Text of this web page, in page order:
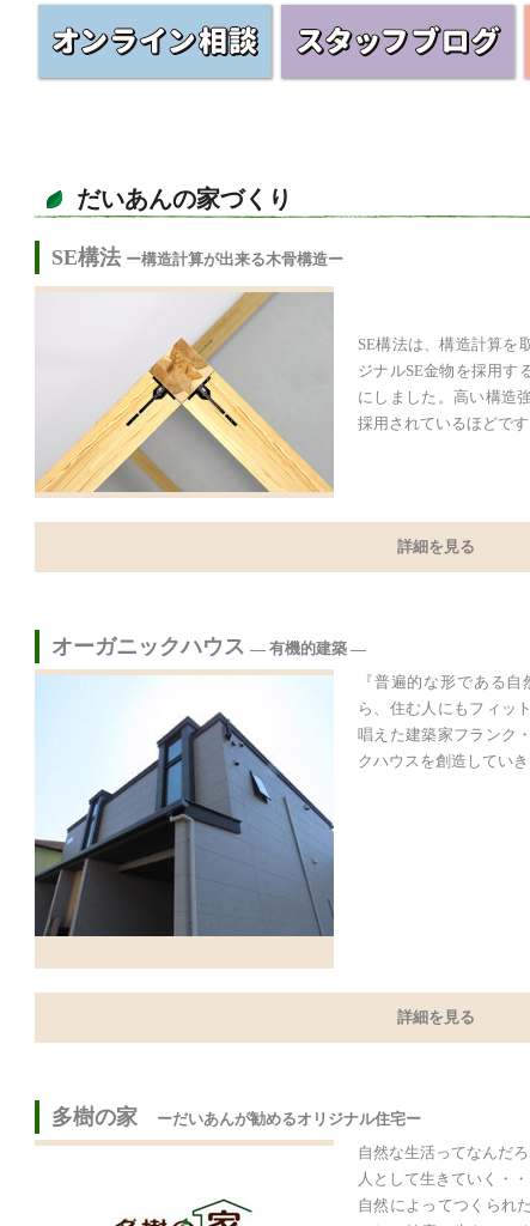
だいあんの家づくり
SE構法 ー構造計算が出来る木骨構造ー
SE構法は、構造計算を
ジナルSE金物を採用す
にしました。高い構造
採用されているほどです
詳細を見る
オーガニックハウス ― 有機的建築 ―
『普遍的な形である
ら、住む人にもフィッ
唱えた建築家フランク
クハウスを創造していき
詳細を見る
多樹の家
ーだいあんが勧めるオリジナル住宅ー
自然な生活ってなんだろ
人として生きていく・・
自然によってつくられ